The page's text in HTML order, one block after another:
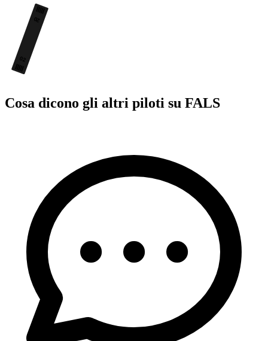
20
02
Cosa dicono gli altri piloti su FALS